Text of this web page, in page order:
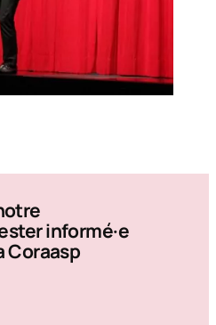
informé·e
Coraasp